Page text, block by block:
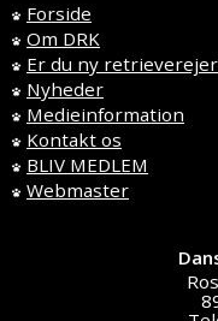
Forside
Om DRK
Er du ny
Nyheder
Medieinformation
Kontakt os
BLIV MEDLEM
Webmaster